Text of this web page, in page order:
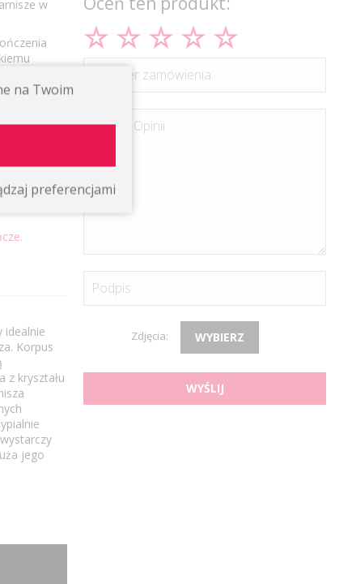
w
idealnej
w regulacji
czy
idealnie
Korpus
z kryształu
jego
*Numer zamówienia:
*Treść Opinii:
Podpis:
Zdjęcia: WYBIERZ
WYŚLIJ
na Twoim
preferencjami